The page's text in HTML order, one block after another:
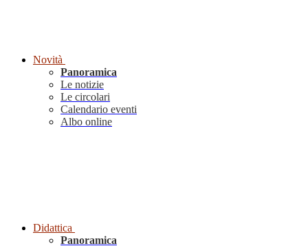
Novità
Panoramica
Le notizie
Le circolari
Calendario eventi
Albo online
Didattica
Panoramica